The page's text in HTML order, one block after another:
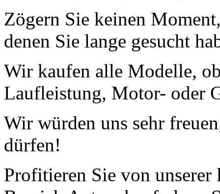
Zögern Sie keinen
denen Sie lange gesucht
Wir kaufen alle Modelle,
Laufleistung, Motor- oder
Wir würden uns sehr
dürfen!
Profitieren Sie von